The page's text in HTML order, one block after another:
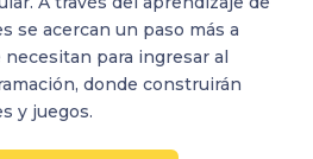
se acercan un paso más a
para ingresar al
donde construirán
y juegos.